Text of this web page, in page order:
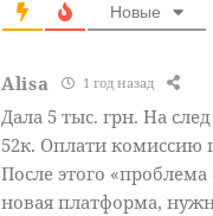
Новые
Alisa 1 год назад
Дала 5 тыс. грн. На
52к. Оплати комиссию
После этого
новая платформа,